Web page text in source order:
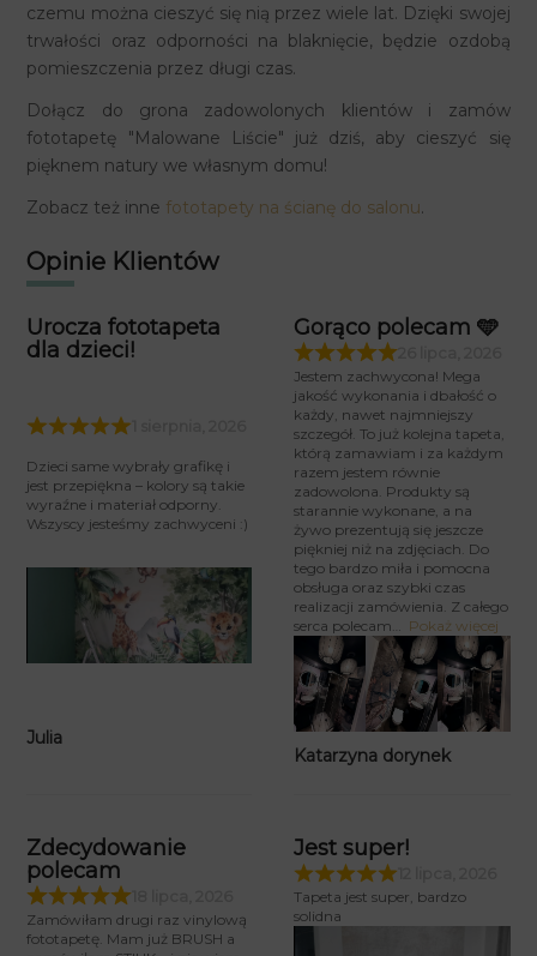
czemu można cieszyć się nią przez wiele lat. Dzięki swojej
trwałości oraz odporności na blaknięcie, będzie ozdobą
pomieszczenia przez długi czas.
Dołącz do grona zadowolonych klientów i zamów
fototapetę "Malowane Liście" już dziś, aby cieszyć się
pięknem natury we własnym domu!
Zobacz też inne fototapety na ścianę do salonu.
Opinie Klientów
Urocza fototapeta
dla dzieci!
Dzieci same wybrały grafikę i
jest przepiękna – kolory są takie
wyraźne i materiał odporny.
Wszyscy jesteśmy zachwyceni :)
Julia
Gorąco polecam 🩵
Jestem zachwycona! Mega
jakość wykonania i dbałość o
każdy, nawet najmniejszy
szczegół. To już kolejna tapeta,
którą zamawiam i za każdym
razem jestem równie
zadowolona. Produkty są
starannie wykonane, a na
żywo prezentują się jeszcze
piękniej niż na zdjęciach. Do
tego bardzo miła i pomocna
obsługa oraz szybki czas
realizacji zamówienia. Z całego
serca polecam
Pokaż więcej
Katarzyna dorynek
Zdecydowanie
polecam
18 lipca, 2026
Zamówiłam drugi raz vinylową
fototapetę. Mam już BRUSH a
Jest super!
Tapeta jest super, bardzo
solidna